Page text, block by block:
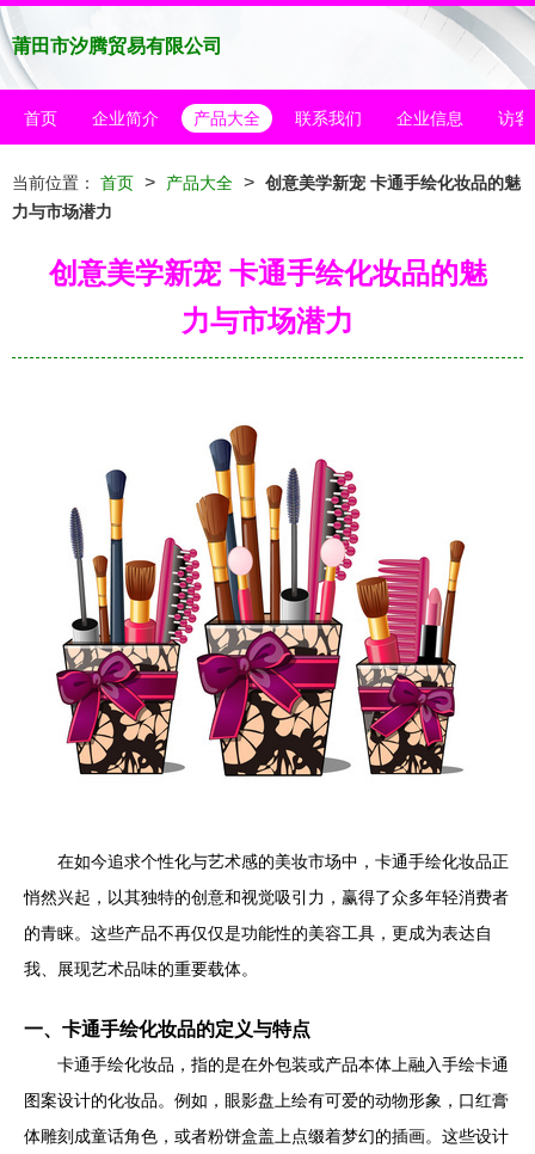
莆田市汐腾贸易有限公司
首页 企业简介 产品大全 联系我们 企业信息 访客
当前位置： 首页 > 产品大全 > 创意美学新宠 卡通手绘化妆品的魅
力与市场潜力
创意美学新宠 卡通手绘化妆品的魅
力与市场潜力
在如今追求个性化与艺术感的美妆市场中，卡通手绘化妆品正
悄然兴起，以其独特的创意和视觉吸引力，赢得了众多年轻消费者
的青睐。这些产品不再仅仅是功能性的美容工具，更成为表达自
我、展现艺术品味的重要载体。
一、卡通手绘化妆品的定义与特点
卡通手绘化妆品，指的是在外包装或产品本体上融入手绘卡通
图案设计的化妆品。例如，眼影盘上绘有可爱的动物形象，口红膏
体雕刻成童话角色，或者粉饼盒盖上点缀着梦幻的插画。这些设计